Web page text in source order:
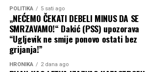
POLITIKA 5 sati ago
„NEĆEMO ČEKATI DEBELI MINUS DA SE
SMRZAVAMO!“ Dakić (PSS) upozorava
“Ugljevik ne smije ponovo ostati bez
grijanja!”
HRONIKA 2 dana ago